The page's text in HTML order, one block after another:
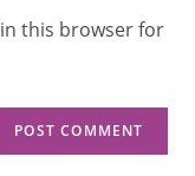
this browser for